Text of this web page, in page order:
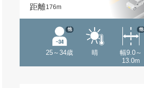
距離176m
25～34歳
他
晴
幅9.0～
13.0m
他